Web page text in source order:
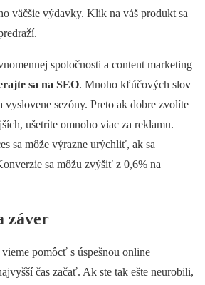
väčšie výdavky. Klik na váš produkt sa
spoločnosti a content marketing
sa na SEO. Mnoho kľúčových slov
sezóny. Preto ak dobre zvolíte
ušetríte omnoho viac za reklamu.
sa môže výrazne urýchliť, ak sa
sa môžu zvýšiť z 0,6% na
záver
pomôcť s úspešnou online
čas začať. Ak ste tak ešte neurobili,